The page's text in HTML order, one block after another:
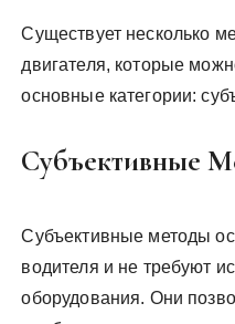
Существует несколько
двигателя, которые
основные категории:
Субъективные
Субъективные методы
водителя и не требуют
оборудования. Они